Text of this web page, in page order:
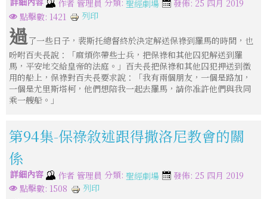
作者 管理員 聖經劇場
發佈: 25 四月 2019
點擊數: 1421
列印
過了一些日子，裴斯托總督終於決定解送保祿到羅馬的時間，也
吩咐百夫長說：「麻煩你帶些士兵，把保祿和其他囚犯解送到羅
馬，平安地交給皇帝的法庭。」百夫長把保祿和其他囚犯押送到徵
用的船上，保祿對百夫長要求說：「我有兩個朋友，一個是路加，
一個是尤里斯塔柯，他們想陪我一起去羅馬，請你准許他們與我同
乘一艘船。」
第94集-保祿敘述跟得撒洛尼教會的關
係
詳細內容 作者 管理員 分類: 聖經劇場
發佈: 25 四月 2019
點擊數: 1508
列印